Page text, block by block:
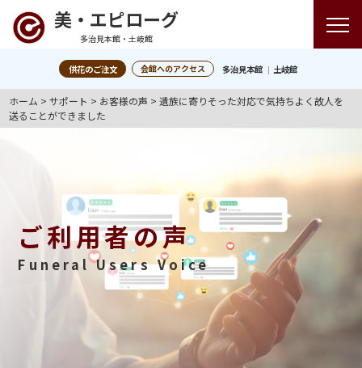
美・エピローグ
多治見本館・土岐館
供花のご注文 会館へのアクセス 多治見本館 土岐館
ホーム >サポート > お客様の声 >遺族に寄りそった対応で気持ちよく故人を
送ることができました
ご利用者の声
Funeral Users Voice